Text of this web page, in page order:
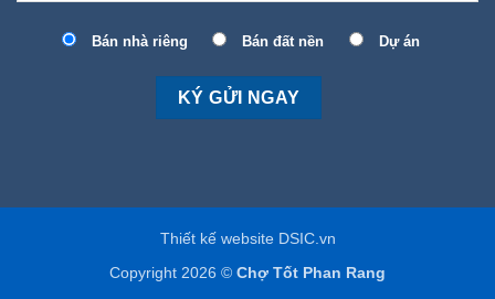
Bán nhà riêng Bán đất nền Dự án
Thiết kế website DSIC.vn
Copyright 2026 © Chợ Tốt Phan Rang